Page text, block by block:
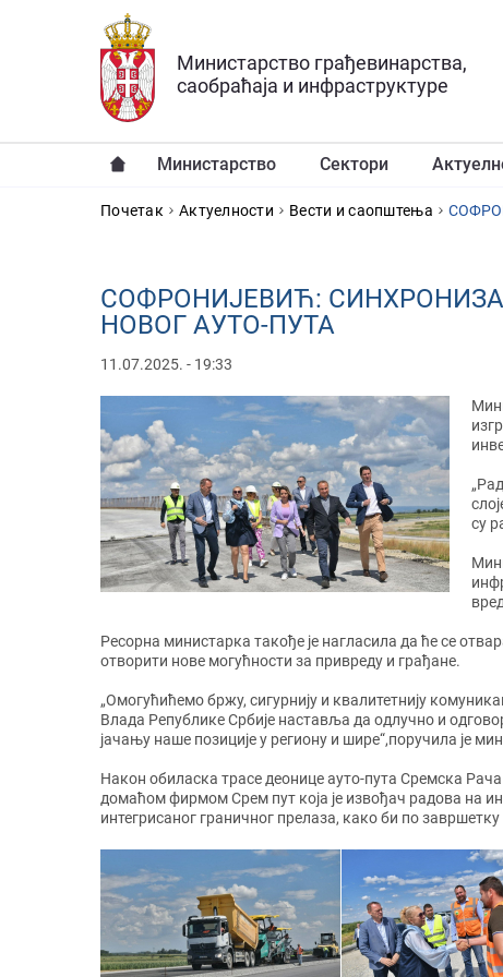
Прескочи на главни део садржаја
Министарство грађевинарства,
саобраћаја и инфраструктуре
Министарство Сектори
YOU ARE HERE
Почетак Актуелности Вести и саопштења
СОФРОНИЈЕВИЋ:
НОВОГ АУТО-ПУТА
11.07.2025. - 19:33
су
Ресорна министарка такође је нагласила да ће се
отворити нове могућности за привреду и грађане.
„Омогућићемо бржу, сигурнију и квалитетнију
Влада Републике Србије наставља да одлучно и
јачању наше позиције у региону и шире“,поручила је
Након обиласка трасе деонице ауто-пута Сремска
домаћом фирмом Срем пут која је извођач радова на
интегрисаног граничног прелаза, како би по